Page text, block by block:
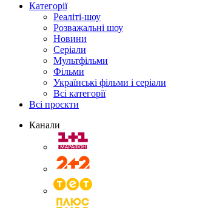
Категорії
Реаліті-шоу
Розважальні шоу
Новини
Серіали
Мультфільми
Фільми
Українські фільми і серіали
Всі категорії
Всі проєкти
Канали